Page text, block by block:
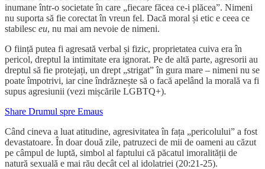
inumane într-o societate în care „fiecare făcea ce-i plăcea”. Nimeni
nu suporta să fie corectat în vreun fel. Dacă moral și etic e ceea ce
stabilesc eu, nu mai am nevoie de nimeni.
O ființă putea fi agresată verbal și fizic, proprietatea cuiva era în
pericol, dreptul la intimitate era ignorat. Pe de altă parte, agresorii au
dreptul să fie protejați, un drept „strigat” în gura mare – nimeni nu se
poate împotrivi, iar cine îndrăznește să o facă apelând la morală va fi
supus agresiunii (vezi mișcările LGBTQ+).
Share Drumul spre Emaus
Când cineva a luat atitudine, agresivitatea în fața „pericolului” a fost
devastatoare. În doar două zile, patruzeci de mii de oameni au căzut
pe câmpul de luptă, simbol al faptului că păcatul imoralității de
natură sexuală e mai rău decât cel al idolatriei (20:21-25).